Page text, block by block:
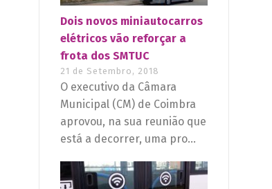
Dois novos miniautocarros
elétricos vão reforçar a
frota dos SMTUC
21 de Setembro, 2018
O executivo da Câmara
Municipal (CM) de Coimbra
aprovou, na sua reunião que
está a decorrer, uma pro...